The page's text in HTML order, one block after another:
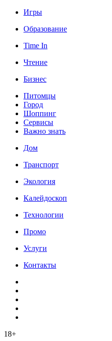
Игры
Образование
Time In
Чтение
Бизнес
Питомцы
Город
Шоппинг
Сервисы
Важно знать
Дом
Транспорт
Экология
Калейдоскоп
Технологии
Промо
Услуги
Контакты
18+